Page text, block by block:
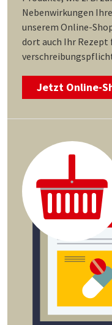
Nebenwirkungen
unserem Online-
dort auch Ihr Rezept
Jetzt Online-